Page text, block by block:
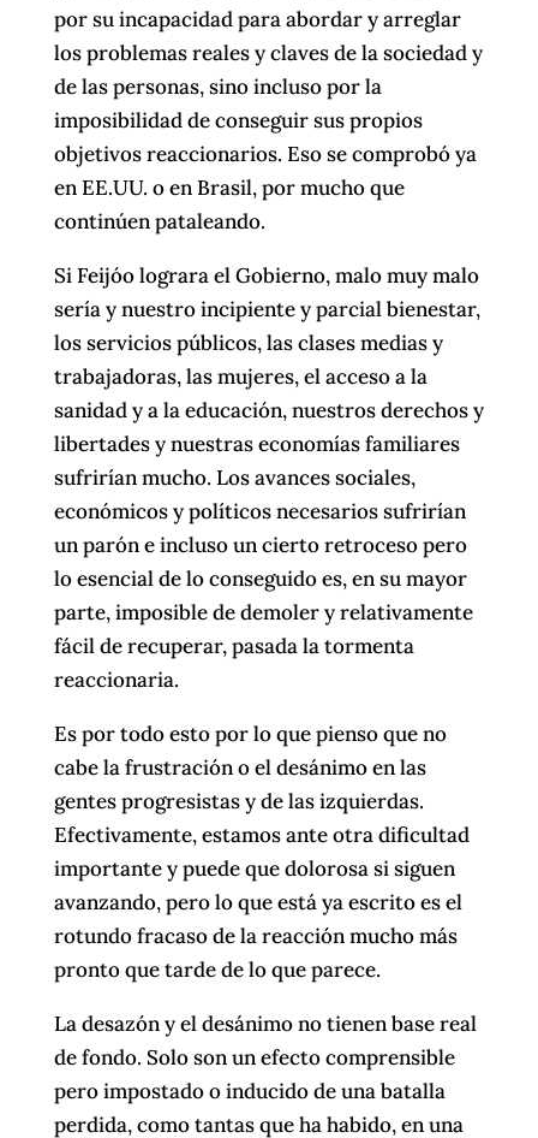
por su incapacidad para abordar y arreglar
los problemas reales y claves de la sociedad y
de las personas, sino incluso por la
imposibilidad de conseguir sus propios
objetivos reaccionarios. Eso se comprobó ya
en EE.UU. o en Brasil, por mucho que
continúen pataleando.
Si Feijóo lograra el Gobierno, malo muy malo
sería y nuestro incipiente y parcial bienestar,
los servicios públicos, las clases medias y
trabajadoras, las mujeres, el acceso a la
sanidad y a la educación, nuestros derechos y
libertades y nuestras economías familiares
sufrirían mucho. Los avances sociales,
económicos y políticos necesarios sufrirían
un parón e incluso un cierto retroceso pero
lo esencial de lo conseguido es, en su mayor
parte, imposible de demoler y relativamente
fácil de recuperar, pasada la tormenta
reaccionaria.
Es por todo esto por lo que pienso que no
cabe la frustración o el desánimo en las
gentes progresistas y de las izquierdas.
Efectivamente, estamos ante otra dificultad
importante y puede que dolorosa si siguen
avanzando, pero lo que está ya escrito es el
rotundo fracaso de la reacción mucho más
pronto que tarde de lo que parece.
La desazón y el desánimo no tienen base real
de fondo. Solo son un efecto comprensible
pero impostado o inducido de una batalla
perdida, como tantas que ha habido, en una